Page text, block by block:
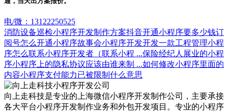
电/微：13122250525
消防设备巡检小程序开发制作方案抖音开通小程序要多少钱订
阅号怎么开通小程序故事会小程序开发开发一款工程管理小程
序怎么联系小程序开发者（联系小程 ...保险经纪人展业的小程
序小程序上的隐私协议应该由谁来制 ...如何修改小程序里面的
内容小程序支付能力已被限制什么意思
向上走科技是专业的上海微信小程序开发制作公司，主要承接
各大平台小程序开发制作业务和外包开发项目。专业的小程序